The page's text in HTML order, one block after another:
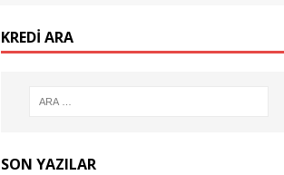
KREDI ARA
SON YAZILAR